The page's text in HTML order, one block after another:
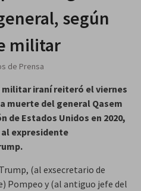
según
militar
de Prensa
iraní reiteró el viernes
muerte del general Qasem
de Estados Unidos en 2020,
expresidente
(al exsecretario de
Pompeo y (al antiguo jefe del